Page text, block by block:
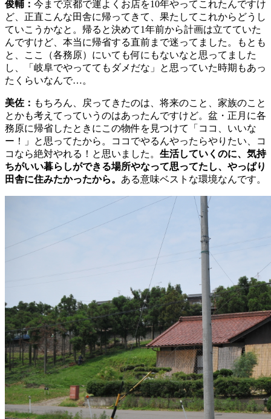
俊輔： 今まで京都で運よくお店を10年やってこれたんですけ
ど、正直こんな田舎に帰ってきて、果たしてこれからどうし
ていこうかなと。帰ると決めて1年前から計画は立てていた
んですけど、本当に帰省する直前まで迷ってました。もとも
と、ここ（各務原）にいても何にもないなと思ってました
し、「岐阜でやっててもダメだな」と思っていた時期もあっ
たくらいなんで…。
美佐： もちろん、戻ってきたのは、将来のこと、家族のこと
とかも考えてっていうのはあったんですけど。盆・正月に各
務原に帰省したときにこの物件を見つけて「ココ、いいな
ー！」と思ってたから。ココでやるんやったらやりたい、コ
コなら絶対やれる！と思いました。 生活していくのに、気持
ちがいい暮らしができる場所やなって思ってたし、やっぱり
田舎に住みたかったから。 ある意味ベストな環境なんです。